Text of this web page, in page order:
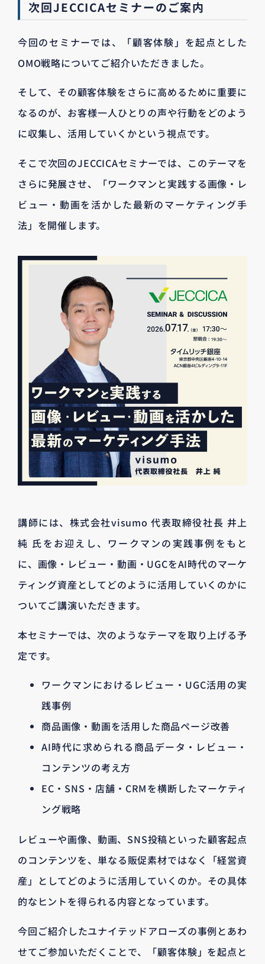
次回JECCICAセミナーのご案内
今回のセミナーでは、「顧客体験」を起点とした
OMO戦略についてご紹介いただきました。
そして、その顧客体験をさらに高めるために重要に
なるのが、お客様一人ひとりの声や行動をどのよう
に収集し、活用していくかという視点です。
そこで次回のJECCICAセミナーでは、このテーマを
さらに発展させ、「ワークマンと実践する画像・レ
ビュー・動画を活かした最新のマーケティング手
法」を開催します。
講師には、株式会社visumo 代表取締役社長 井上
純 氏をお迎えし、ワークマンの実践事例をもと
に、画像・レビュー・動画・UGCをAI時代のマーケ
ティング資産としてどのように活用していくのかに
ついてご講演いただきます。
本セミナーでは、次のようなテーマを取り上げる予
定です。
ワークマンにおけるレビュー・UGC活用の実
践事例
商品画像・動画を活用した商品ページ改善
AI時代に求められる商品データ・レビュー・
コンテンツの考え方
EC・SNS・店舗・CRMを横断したマーケティ
ング戦略
レビューや画像、動画、SNS投稿といった顧客起点
のコンテンツを、単なる販促素材ではなく「経営資
産」としてどのように活用していくのか。その具体
的なヒントを得られる内容となっています。
今回ご紹介したユナイテッドアローズの事例とあわ
せてご参加いただくことで、「顧客体験」を起点と